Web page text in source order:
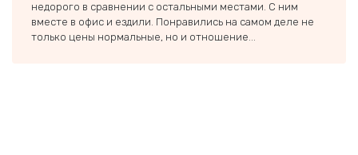
недорого в сравнении с остальными местами. С ним
вместе в офис и ездили. Понравились на самом деле не
только цены нормальные, но и отношение...